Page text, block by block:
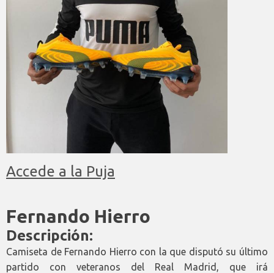
Accede a la Puja
Fernando Hierro
Descripción:
Camiseta de Fernando Hierro con la que disputó su último
partido con veteranos del Real Madrid, que irá